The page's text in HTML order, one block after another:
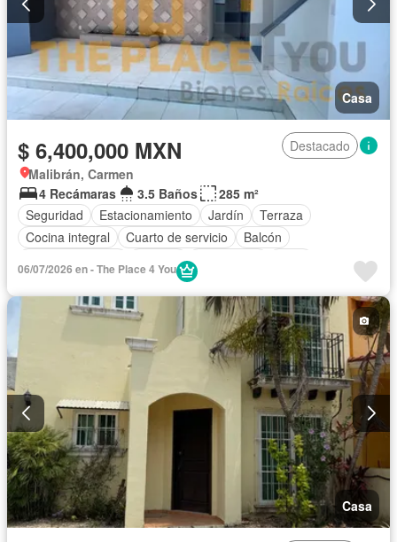
Casa
$ 6,400,000 MXN
Destacado
Malibrán, Carmen
4 Recámaras
3.5 Baños
285 m²
Seguridad
Estacionamiento Jardín
Terraza
Cocina integral
Cuarto de servicio
Balcón
Internet
Televisión por cable
Recámara con closet
Sin amueblar
06/07/2026 en - The Place 4 You
Casa